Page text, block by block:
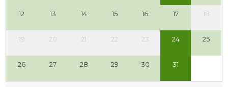
12 13 14 15 16 17 18
19 20 21 22 23 24 25
26 27 28 29 30 31